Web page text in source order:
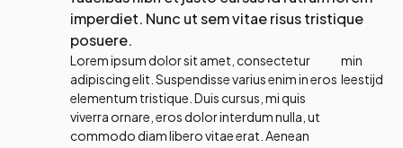
imperdiet. Nunc ut sem vitae risus tristique
posuere.
Lorem ipsum dolor sit amet, consectetur
adipiscing elit. Suspendisse varius enim in eros
elementum tristique. Duis cursus, mi quis
viverra ornare, eros dolor interdum nulla, ut
commodo diam libero vitae erat. Aenean
min
leestijd